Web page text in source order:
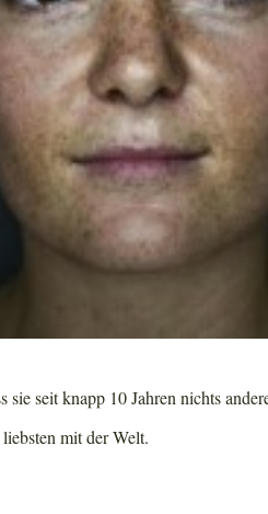
sie seit knapp 10 Jahren nichts
mit der Welt.